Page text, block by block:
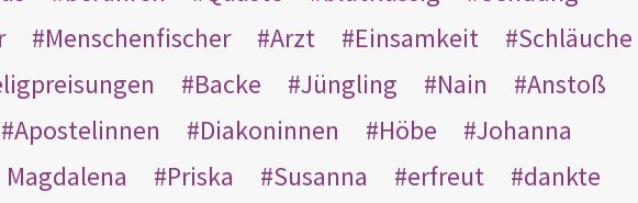
Menschenfischer Arzt Einsamkeit
Schläuche
Backe Jüngling Nain
Anstoß
Apostelinnen Diakoninnen Höbe
Johanna
Magdalena Priska Susanna erfreut
dankte